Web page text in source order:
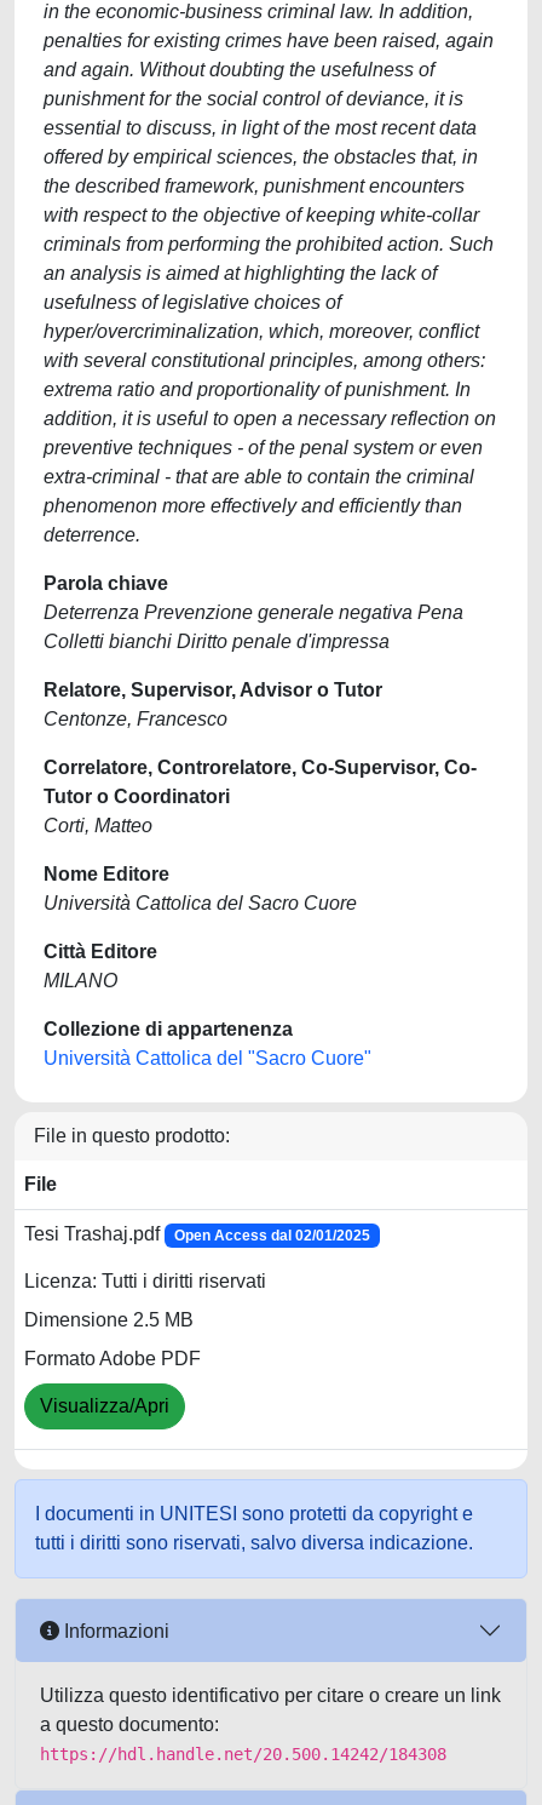
in the economic-business criminal law. In addition,
penalties for existing crimes have been raised, again
and again. Without doubting the usefulness of
punishment for the social control of deviance, it is
essential to discuss, in light of the most recent data
offered by empirical sciences, the obstacles that, in
the described framework, punishment encounters
with respect to the objective of keeping white-collar
criminals from performing the prohibited action. Such
an analysis is aimed at highlighting the lack of
usefulness of legislative choices of
hyper/overcriminalization, which, moreover, conflict
with several constitutional principles, among others:
extrema ratio and proportionality of punishment. In
addition, it is useful to open a necessary reflection on
preventive techniques - of the penal system or even
extra-criminal - that are able to contain the criminal
phenomenon more effectively and efficiently than
deterrence.
Parola chiave
Deterrenza Prevenzione generale negativa Pena
Colletti bianchi Diritto penale d'impressa
Relatore, Supervisor, Advisor o Tutor
Centonze, Francesco
Correlatore, Controrelatore, Co-Supervisor, Co-
Tutor o Coordinatori
Corti, Matteo
Nome Editore
Università Cattolica del Sacro Cuore
Città Editore
MILANO
Collezione di appartenenza
Università Cattolica del "Sacro Cuore"
File in questo prodotto:
File
Tesi Trashaj.pdf Open Access dal 02/01/2025
Licenza: Tutti i diritti riservati
Dimensione 2.5 MB
Formato Adobe PDF
Visualizza/Apri
I documenti in UNITESI sono protetti da copyright e
tutti i diritti sono riservati, salvo diversa indicazione.
Informazioni
Utilizza questo identificativo per citare o creare un link
a questo documento:
https://hdl.handle.net/20.500.14242/184308